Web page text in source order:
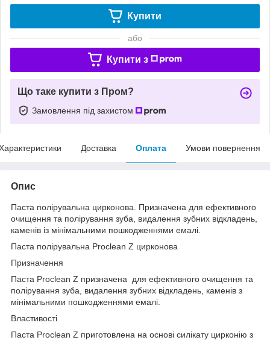
Купити
або
Купити з
Що таке купити з Пром?
Замовлення під захистом
Доставка Оплата Умови повернення
Опис
Паста полірувальна цирконова. Призначена для ефективного
очищення та полірування зуба, видалення зубних відкладень,
каменів із мінімальними пошкодженнями емалі.
Паста полірувальна Proclean Z цирконова
Призначення
Паста Proclean Z призначена для ефективного очищення та
полірування зуба, видалення зубних відкладень, каменів з
мінімальними пошкодженнями емалі.
Властивості
Паста Proclean Z приготовлена на основі силікату цирконію з